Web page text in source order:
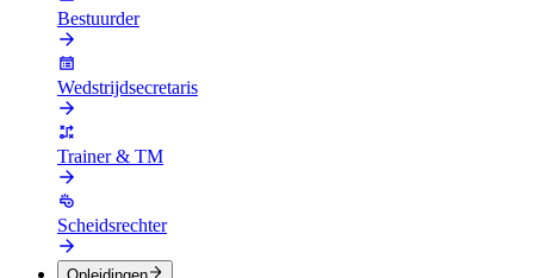
Bestuurder
Wedstrijdsecretaris
Trainer & TM
Scheidsrechter